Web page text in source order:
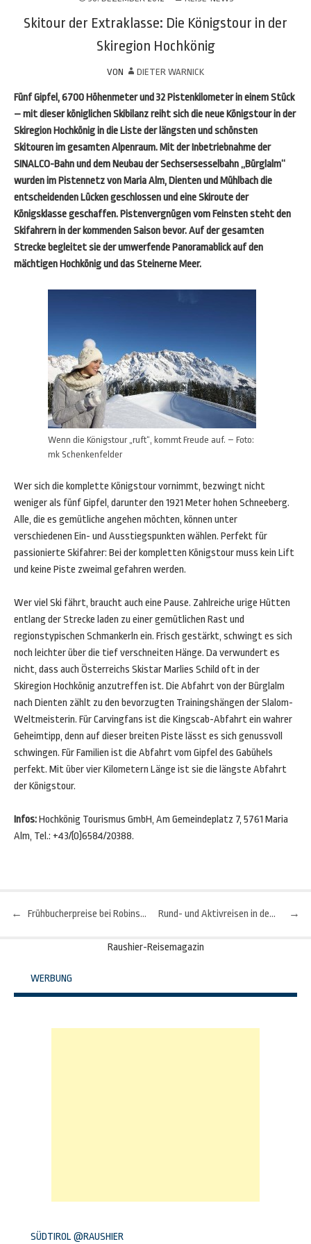
Skitour der Extraklasse: Die Königstour in der
Skiregion Hochkönig
VON DIETER WARNICK
Fünf Gipfel, 6700 Höhenmeter und 32 Pistenkilometer in einem Stück
– mit dieser königlichen Skibilanz reiht sich die neue Königstour in der
Skiregion Hochkönig in die Liste der längsten und schönsten
Skitouren im gesamten Alpenraum. Mit der Inbetriebnahme der
SINALCO-Bahn und dem Neubau der Sechsersesselbahn „Bürglalm“
wurden im Pistennetz von Maria Alm, Dienten und Mühlbach die
entscheidenden Lücken geschlossen und eine Skiroute der
Königsklasse geschaffen. Pistenvergnügen vom Feinsten steht den
Skifahrern in der kommenden Saison bevor. Auf der gesamten
Strecke begleitet sie der umwerfende Panoramablick auf den
mächtigen Hochkönig und das Steinerne Meer.
Wenn die Königstour „ruft“, kommt Freude auf. – Foto:
mk Schenkenfelder
Wer sich die komplette Königstour vornimmt, bezwingt nicht
weniger als fünf Gipfel, darunter den 1921 Meter hohen Schneeberg.
Alle, die es gemütliche angehen möchten, können unter
verschiedenen Ein- und Ausstiegspunkten wählen. Perfekt für
passionierte Skifahrer: Bei der kompletten Königstour muss kein Lift
und keine Piste zweimal gefahren werden.
Wer viel Ski fährt, braucht auch eine Pause. Zahlreiche urige Hütten
entlang der Strecke laden zu einer gemütlichen Rast und
regionstypischen Schmankerln ein. Frisch gestärkt, schwingt es sich
noch leichter über die tief verschneiten Hänge. Da verwundert es
nicht, dass auch Österreichs Skistar Marlies Schild oft in der
Skiregion Hochkönig anzutreffen ist. Die Abfahrt von der Bürglalm
nach Dienten zählt zu den bevorzugten Trainingshängen der Slalom-
Weltmeisterin. Für Carvingfans ist die Kingscab-Abfahrt ein wahrer
Geheimtipp, denn auf dieser breiten Piste lässt es sich genussvoll
schwingen. Für Familien ist die Abfahrt vom Gipfel des Gabühels
perfekt. Mit über vier Kilometern Länge ist sie die längste Abfahrt
der Königstour.
Infos:Hochkönig Tourismus GmbH, Am Gemeindeplatz 7, 5761 Maria
Alm, Tel.: +43/(0)6584/20388.
Beitragsnavigation
← Frühbucherpreise bei Robinson →
Rund- und Aktivreisen in den Azoren
Raushier-Reisemagazin
WERBUNG
SÜDTIROL @RAUSHIER